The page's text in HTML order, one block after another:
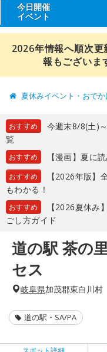
今日開催
イベント
2026年情報へ順次
報もございま
夏休みイベント・おで
おすすめ
今週末8/8(土)
覧
おすすめ 【漫画】夏に
おすすめ
【2026年版】
もわかる！
おすすめ
【2026夏休み
ごし方ガイド
道の駅 茶の
セス
岐阜県加茂郡東白川村
道の駅・SA/PA